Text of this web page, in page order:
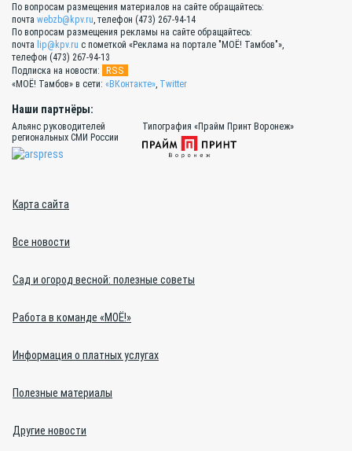
По вопросам размещения материалов на сайте обращайтесь:
почта webzb@kpv.ru, телефон (473) 267-94-14
По вопросам размещения рекламы на сайте обращайтесь:
почта lip@kpv.ru с пометкой «Реклама на портале "МОЁ! Тамбов"»,
телефон (473) 267-94-13
Подписка на новости:
RSS
«МОЁ! Тамбов» в сети: «ВКонтакте», Twitter
Наши партнёры:
Альянс руководителей
региональных СМИ России
Типография «Прайм Принт Воронеж»
Карта сайта
Все новости
Сад и огород весной: полезные советы
Работа в команде «МОЁ!»
Информация о платных услугах
Полезные материалы
Другие новости